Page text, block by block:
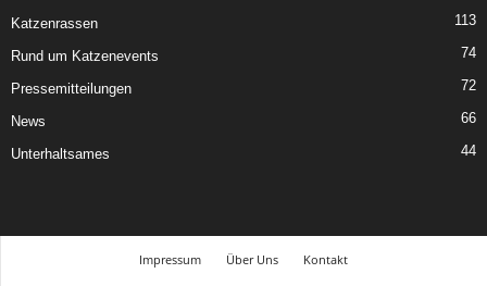
Katzenrassen 113
Rund um Katzenevents 74
Pressemitteilungen 72
News 66
Unterhaltsames 44
Impressum Über Uns
Kontakt